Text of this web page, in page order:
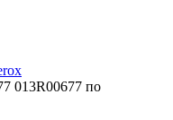
013R00677 по